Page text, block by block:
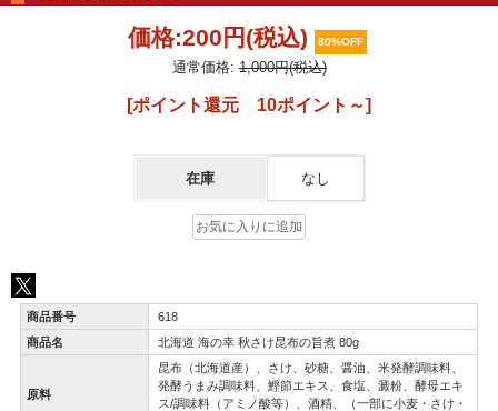
価格:200円 (税込) 80%OFF
通常価格:1,000円(税込)
[ポイント還元 10ポイント～]
在庫 なし
商品番号
618
商品名
北海道 海の幸 秋さけ昆布の旨煮 80g
原料
昆布（北海道産）、さけ、砂糖、醤油、米発酵調味料、
発酵うまみ調味料、鰹節エキス、食塩、澱粉、酵母エキ
ス/調味料（アミノ酸等）、酒精、（一部に小麦・さけ・